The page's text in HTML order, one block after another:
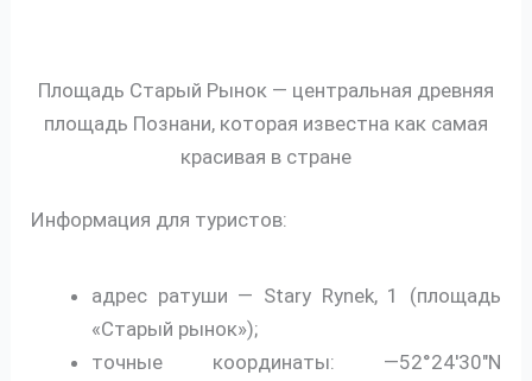
Площадь Старый Рынок — центральная древняя
площадь Познани, которая известна как самая
красивая в стране
Информация для туристов:
адрес ратуши — Stary Rynek, 1 (площадь
«Старый рынок»);
точные координаты: —52°24′30″N